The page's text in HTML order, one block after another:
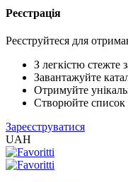
Реєстрація
Реєструйтеся для
З легкістю стежте
Завантажуйте
Отримуйте
Створюйте список
Зареєструватися
UAH
/
2005
(Розн.)
/
EXCEL
2005
(Опт)